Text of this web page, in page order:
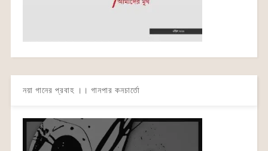
নয়া গানের প্রবাহ ।। গানপার কনচার্তো